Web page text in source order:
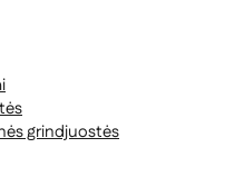
grindjuostės